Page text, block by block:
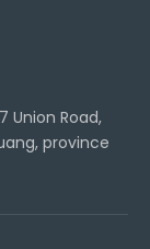
Union Road,
province